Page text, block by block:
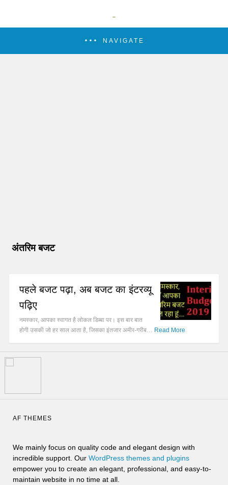
NAVIGATE
अंतरिम बजट
पहले बजट पढ़ा, अब बजट का इंटरव्यू
पढ़िए
नमस्कार, आपका स्वागत है लोकल डिब्बा पर। इस बार बात
होगी उसकी जो हर साल आता है, जिसका इंतजार अमीर-गरीब… Read More
AF THEMES
We mainly focus on quality code and elegant design with
incredible support. Our WordPress themes and plugins
empower you to create an elegant, professional, and easy-to-
maintain website in no time at all.